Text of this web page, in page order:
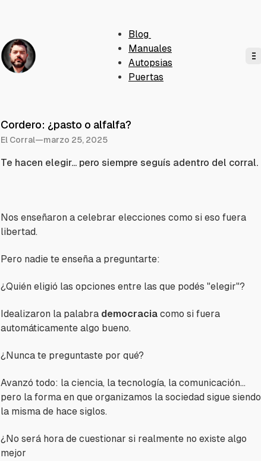
Blog
Manuales
Autopsias
Puertas
Cordero: ¿pasto o alfalfa?
El Corral—marzo 25, 2025
Te hacen elegir... pero siempre seguís adentro del corral.
Nos enseñaron a celebrar elecciones como si eso fuera
libertad.
Pero nadie te enseña a preguntarte:
¿Quién eligió las opciones entre las que podés "elegir"?
Idealizaron la palabra democracia como si fuera
automáticamente algo bueno.
¿Nunca te preguntaste por qué?
Avanzó todo: la ciencia, la tecnología, la comunicación…
pero la forma en que organizamos la sociedad sigue siendo
la misma de hace siglos.
¿No será hora de cuestionar si realmente no existe algo
mejor